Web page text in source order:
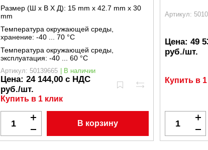
Размер (Ш x В X Д): 15 mm x 42.7 mm x 30
mm
Температура окружающей среды,
хранение: -40 ... 70 °C
Температура окружающей среды,
эксплуатация: -40 ... 60 °C
Артикул: 50139665 | В наличии
Цена: 24 144,00 с НДС
руб./шт.
Купить в 1 клик
В корзину
Артикул:
Цена: 49
руб./шт.
Купить в